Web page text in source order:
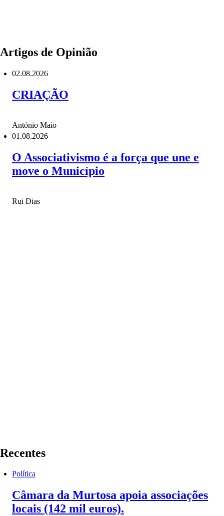
Artigos de Opinião
02.08.2026
CRIAÇÃO
António Maio
01.08.2026
O Associativismo é a força que une e
move o Município
Rui Dias
Recentes
Política
Câmara da Murtosa apoia associações
locais (142 mil euros).